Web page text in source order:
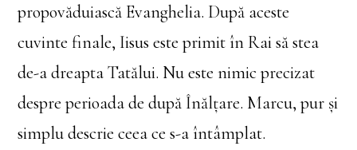
propovăduiască Evanghelia. După aceste
cuvinte finale, Iisus este primit în Rai să stea
de-a dreapta Tatălui. Nu este nimic precizat
despre perioada de după Înălțare. Marcu, pur și
simplu descrie ceea ce s-a întâmplat.